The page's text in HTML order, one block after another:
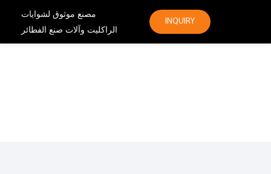
مصنع موثوق لشوايات
الراكليت وآلات صنع الفطائر
INQUIRY